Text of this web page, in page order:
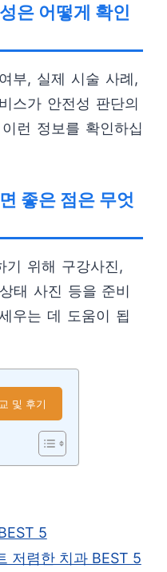
은 어떻게 확인
부, 실제 시술 사례,
스가 안전성 판단의
런 정보를 확인하십
좋은 점은 무엇
기 위해 구강사진,
태 사진 등을 준비
우는 데 도움이 됩
및 후기
5
저렴한 치과 BEST 5